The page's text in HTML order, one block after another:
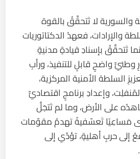
والسورية لا تَتحقَّقُ بالقوة
والإرادات، فعهدُ الدكتاتوريات
تَتحقَّقُ بإسنادِ قيادةٍ مدنيةٍ
واضحٍ قابلٍ للتنفيذ، ورأبِ
السلطة الأمنية المركزية،
وإعدادِ برنامجٍ اقتصاديٍّ
على الأرض، وما لم تَتجَلَّ
مَساعِيًا تَعسّفيةً تهدمُ مقوّمات
إلى حربٍ أهليةٍ، تؤدّي إلى